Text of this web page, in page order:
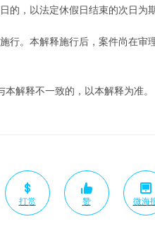
，以法定休假日结束的次日为期
。本解释施行后，案件尚在审
释不一致的，以本解释为准。
打赏 赞 微海